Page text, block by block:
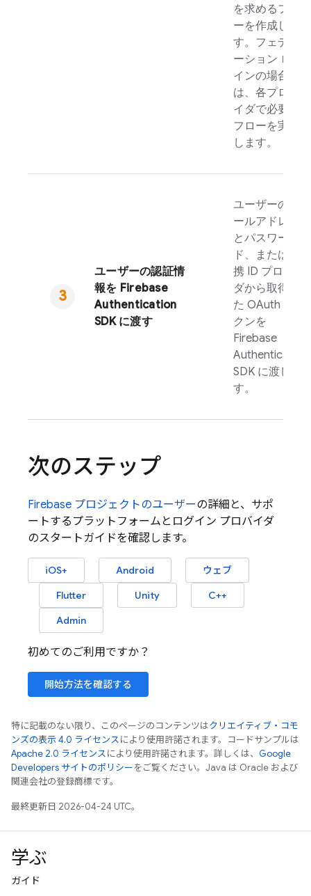
を求めるフロ
ーを作成しま
す。フェデレ
ーション ログ
インの場合
は、各プロバ
イダで必要な
フローを実装
します。
ユーザーの認証情
報を Firebase
Authentication
SDK に渡す
ユーザーのメ
ールアドレス
とパスワー
ド、または連
携 ID プロバイ
ダから取得し
た OAuth トー
クンを
Firebase
Authentication
SDK に渡しま
す。
次のステップ
Firebase プロジェクトのユーザーの詳細と、サポ
ートするプラットフォームとログイン プロバイダ
のスタートガイドを確認します。
iOS+ Android
ウェブ
Flutter
Unity
C++
Admin
初めてのご利用ですか？
開始方法を確認する
特に記載のない限り、このページのコンテンツはクリエイティブ・コモ
ンズの表示 4.0 ライセンスにより使用許諾されます。コードサンプルは
Apache 2.0 ライセンスにより使用許諾されます。詳しくは、 Google
Developers サイトのポリシーをご覧ください。Java は Oracle および
関連会社の登録商標です。
最終更新日 2026-04-24 UTC。
学ぶ
ガイド